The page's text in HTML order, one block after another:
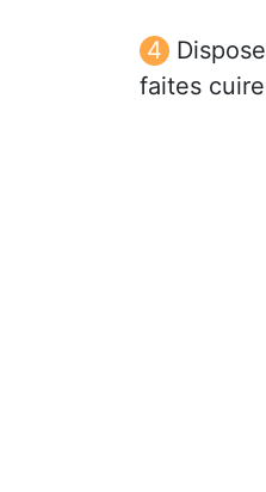
faites